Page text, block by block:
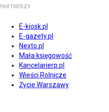
PARTNERZY
E-kiosk.pl
E-gazety.pl
Nexto.pl
Mała księgowość
Kancelarierp.pl
Wieści Rolnicze
Życie Warszawy